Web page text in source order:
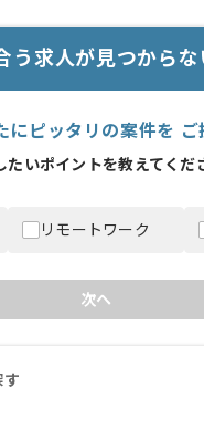
う求人が見つから
にピッタリの案件を
たいポイントを教えてくだ
リモートワーク
次へ
す